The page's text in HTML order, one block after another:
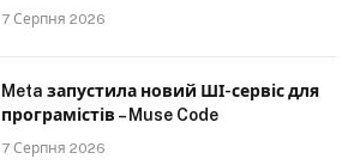
7 Серпня 2026
Meta запустила новий ШІ-сервіс для
програмістів – Muse Code
7 Серпня 2026